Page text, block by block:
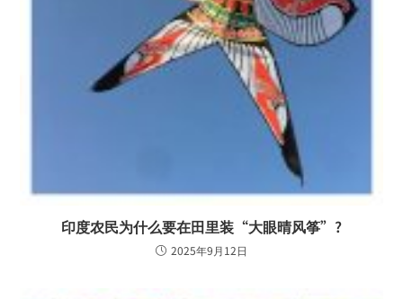
印度农民为什么要在田里装“大眼晴风筝”?
2025年9月12日